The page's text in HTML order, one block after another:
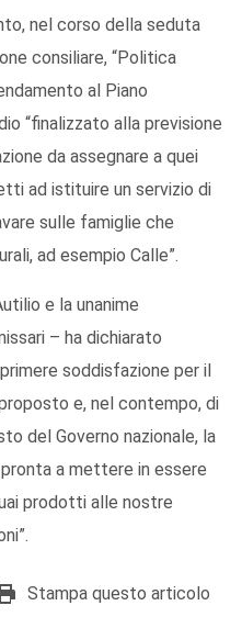
nel corso della seduta
consiliare, “Politica
al Piano
“finalizzato alla previsione
da assegnare a quei
ad istituire un servizio di
sulle famiglie che
ad esempio Calle”.
e la unanime
– ha dichiarato
soddisfazione per il
e, nel contempo, di
del Governo nazionale, la
a mettere in essere
prodotti alle nostre
Stampa questo articolo